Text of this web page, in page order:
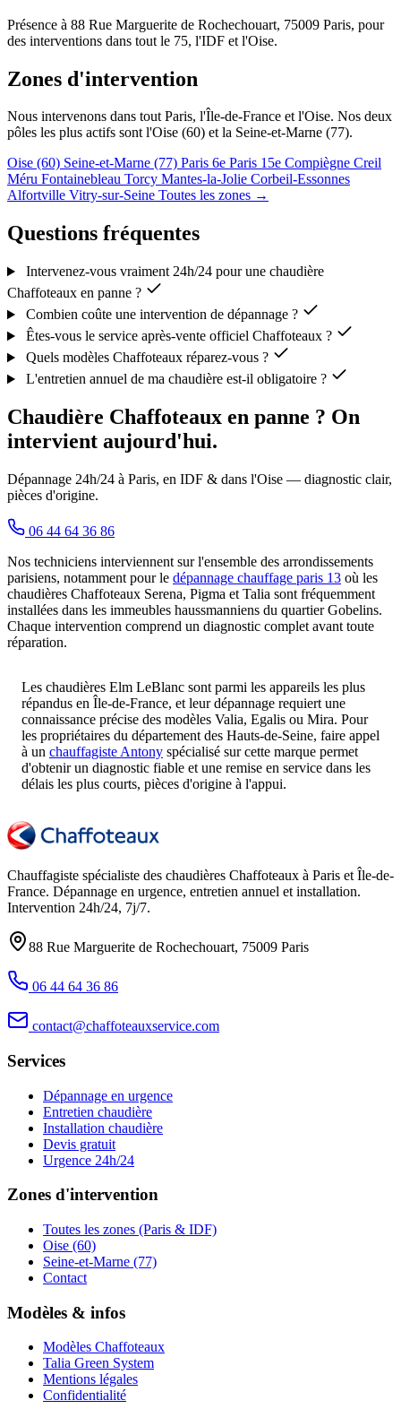
Présence à 88 Rue Marguerite de Rochechouart, 75009 Paris, pour
des interventions dans tout le 75, l'IDF et l'Oise.
Zones d'intervention
Nous intervenons dans tout Paris, l'Île-de-France et l'Oise. Nos deux
pôles les plus actifs sont l'Oise (60) et la Seine-et-Marne (77).
Oise (60) Seine-et-Marne (77) Paris 6e Paris 15e Compiègne Creil
Méru Fontainebleau Torcy Mantes-la-Jolie Corbeil-Essonnes
Alfortville Vitry-sur-Seine Toutes les zones →
Questions fréquentes
Intervenez-vous vraiment 24h/24 pour une chaudière
Chaffoteaux en panne ?
Combien coûte une intervention de dépannage ?
Êtes-vous le service après-vente officiel Chaffoteaux ?
Quels modèles Chaffoteaux réparez-vous ?
L'entretien annuel de ma chaudière est-il obligatoire ?
Chaudière Chaffoteaux en panne ? On
intervient aujourd'hui.
Dépannage 24h/24 à Paris, en IDF & dans l'Oise — diagnostic clair,
pièces d'origine.
06 44 64 36 86
Nos techniciens interviennent sur l'ensemble des arrondissements
parisiens, notamment pour le dépannage chauffage paris 13 où les
chaudières Chaffoteaux Serena, Pigma et Talia sont fréquemment
installées dans les immeubles haussmanniens du quartier Gobelins.
Chaque intervention comprend un diagnostic complet avant toute
réparation.
Les chaudières Elm LeBlanc sont parmi les appareils les plus
répandus en Île-de-France, et leur dépannage requiert une
connaissance précise des modèles Valia, Egalis ou Mira. Pour
les propriétaires du département des Hauts-de-Seine, faire appel
à un chauffagiste Antony spécialisé sur cette marque permet
d'obtenir un diagnostic fiable et une remise en service dans les
délais les plus courts, pièces d'origine à l'appui.
Chauffagiste spécialiste des chaudières Chaffoteaux à Paris et Île-de-
France. Dépannage en urgence, entretien annuel et installation.
Intervention 24h/24, 7j/7.
88 Rue Marguerite de Rochechouart, 75009 Paris
06 44 64 36 86
contact@chaffoteauxservice.com
Services
Dépannage en urgence
Entretien chaudière
Installation chaudière
Devis gratuit
Urgence 24h/24
Zones d'intervention
Toutes les zones (Paris & IDF)
Oise (60)
Seine-et-Marne (77)
Contact
Modèles & infos
Modèles Chaffoteaux
Talia Green System
Mentions légales
Confidentialité